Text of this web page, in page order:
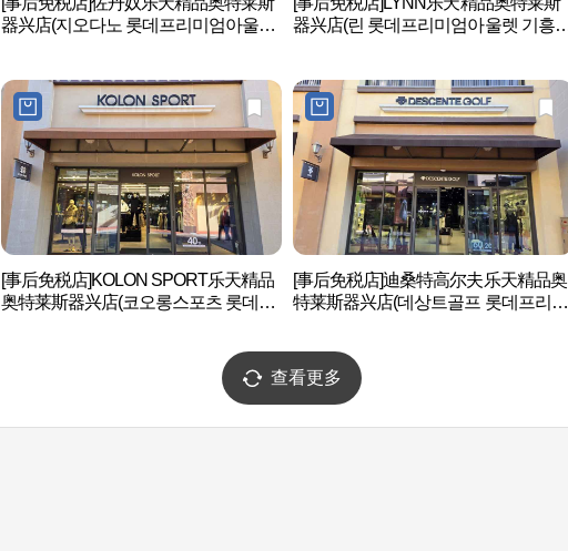
器兴店(지오다노 롯데프리미엄아울렛
器兴店(린 롯데프리미엄아울렛 기흥
[事后免税店]KOLON SPORT乐天精品
奥特莱斯器兴店(코오롱스포츠 롯데프
[事后免税店]迪桑特高尔夫乐天精品奥
特莱斯器兴店(데상트골프 롯데프리미
查看更多